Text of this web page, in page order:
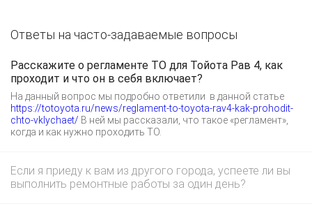
Ответы на часто-задаваемые вопросы
Расскажите о регламенте ТО для Тойота Рав 4, как
проходит и что он в себя включает?
На данный вопрос мы подробно ответили в данной статье
https://totoyota.ru/news/reglament-to-toyota-rav4-kak-prohodit-
chto-vklychaet/ В ней мы рассказали, что такое «регламент»,
когда и как нужно проходить ТО.
Если я приеду к вам из другого города, успеете ли вы
выполнить ремонтные работы за один день?